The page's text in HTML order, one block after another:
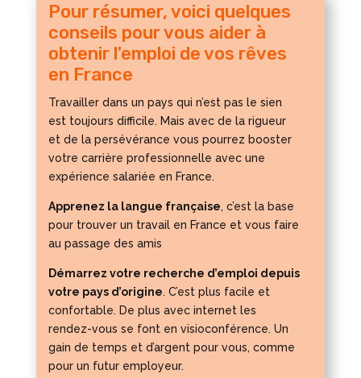
Pour résumer, voici quelques
conseils pour vous aider à
obtenir l'emploi de vos rêves
en France
Travailler dans un pays qui n’est pas le sien
est toujours difficile. Mais avec de la rigueur
et de la persévérance vous pourrez booster
votre carrière professionnelle avec une
expérience salariée en France.
Apprenez la langue française, c’est la base
pour trouver un travail en France et vous faire
au passage des amis
Démarrez votre recherche d’emploi depuis
votre pays d’origine. C’est plus facile et
confortable. De plus avec internet les
rendez-vous se font en visioconférence. Un
gain de temps et d’argent pour vous, comme
pour un futur employeur.